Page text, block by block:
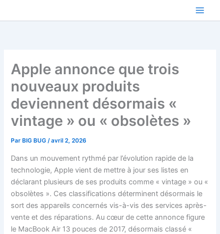
Apple annonce que trois
nouveaux produits
deviennent désormais «
vintage » ou « obsolètes »
Par BIG BUG/avril 2, 2026
Dans un mouvement rythmé par l’évolution rapide de la
technologie, Apple vient de mettre à jour ses listes en
déclarant plusieurs de ses produits comme « vintage » ou «
obsolètes ». Ces classifications déterminent désormais le
sort des appareils concernés vis-à-vis des services après-
vente et des réparations. Au cœur de cette annonce figure
le MacBook Air 13 pouces de 2017, désormais classé «